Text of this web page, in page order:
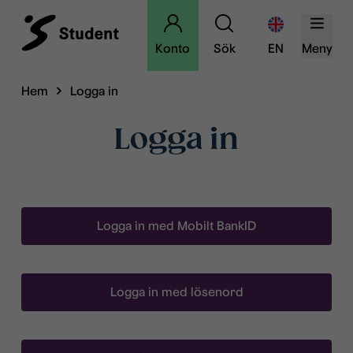
Konto Sök EN Meny
Hem Logga in
Logga in
Logga in med Mobilt BankID
Logga in med lösenord